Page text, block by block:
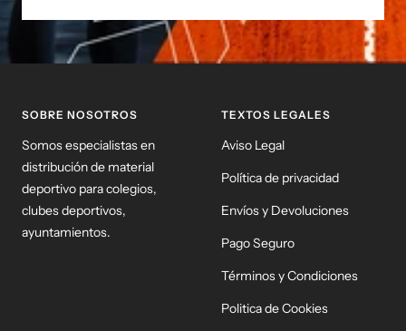
SOBRE NOSOTROS
Somos especialistas en
distribución de material
deportivo para colegios,
clubes deportivos,
ayuntamientos.
TEXTOS LEGALES
Aviso Legal
Política de privacidad
Envíos y Devoluciones
Pago Seguro
Términos y Condiciones
Politica de Cookies